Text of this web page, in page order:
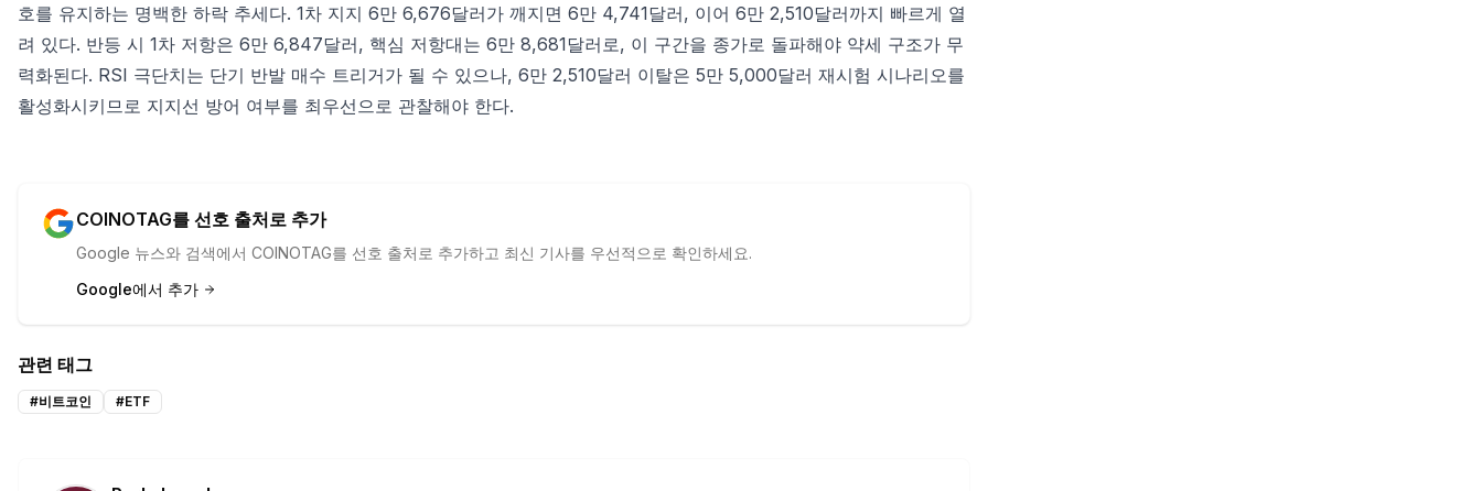
호를 유지하는 명백한 하락 추세다. 1차 지지 6만 6,676달러가 깨지면 6만 4,741달러, 이어 6만 2,510달러까지 빠르게 열
려 있다. 반등 시 1차 저항은 6만 6,847달러, 핵심 저항대는 6만 8,681달러로, 이 구간을 종가로 돌파해야 약세 구조가 무
력화된다. RSI 극단치는 단기 반발 매수 트리거가 될 수 있으나, 6만 2,510달러 이탈은 5만 5,000달러 재시험 시나리오를
활성화시키므로 지지선 방어 여부를 최우선으로 관찰해야 한다.
COINOTAG를 선호 출처로 추가
Google 뉴스와 검색에서 COINOTAG를 선호 출처로 추가하고 최신 기사를 우선적으로 확인하세요.
Google에서 추가
관련 태그
#비트코인 #ETF